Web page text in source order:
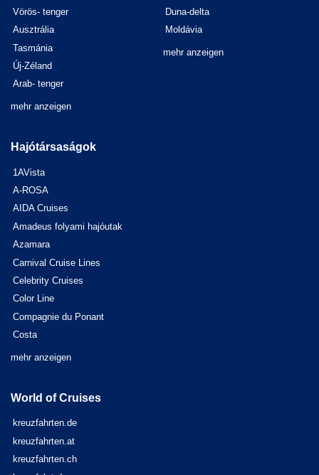
Vörös- tenger
Ausztrália
Tasmánia
Új-Zéland
Arab- tenger
mehr anzeigen
Duna-delta
Moldávia
mehr anzeigen
Hajótársaságok
1AVista
A-ROSA
AIDA Cruises
Amadeus folyami hajóutak
Azamara
Carnival Cruise Lines
Celebrity Cruises
Color Line
Compagnie du Ponant
Costa
mehr anzeigen
World of Cruises
kreuzfahrten.de
kreuzfahrten.at
kreuzfahrten.ch